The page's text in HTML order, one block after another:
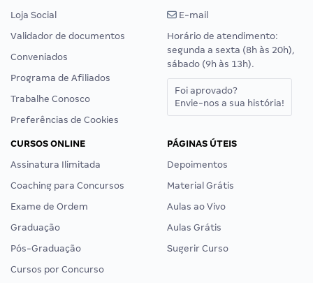
Loja Social
Validador de documentos
Conveniados
Programa de Afiliados
Trabalhe Conosco
Preferências de Cookies
E-mail
Horário de atendimento:
segunda a sexta (8h às 20h),
sábado (9h às 13h).
Foi aprovado?
Envie-nos a sua história!
CURSOS ONLINE
Assinatura Ilimitada
Coaching para Concursos
Exame de Ordem
Graduação
Pós-Graduação
Cursos por Concurso
PÁGINAS ÚTEIS
Depoimentos
Material Grátis
Aulas ao Vivo
Aulas Grátis
Sugerir Curso